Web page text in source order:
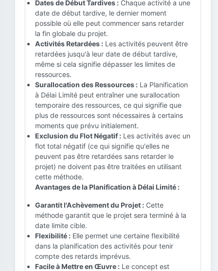
Dates de Début Tardives : Chaque activité a une
date de début tardive, le dernier moment
possible où elle peut commencer sans retarder
la fin globale du projet.
Activités Retardées : Les activités peuvent être
retardées jusqu'à leur date de début tardive,
même si cela signifie dépasser les limites de
ressources.
Surallocation des Ressources : La Planification
à Délai Limité peut entraîner une surallocation
temporaire des ressources, ce qui signifie que
plus de ressources sont nécessaires à certains
moments que prévu initialement.
Exclusion du Flot Négatif : Les activités avec un
flot total négatif (ce qui signifie qu'elles ne
peuvent pas être retardées sans retarder le
projet) ne doivent pas être traitées en utilisant
cette méthode.
Avantages de la Planification à Délai Limité :
Garantit l'Achèvement du Projet : Cette
méthode garantit que le projet sera terminé à la
date limite cible.
Flexibilité : Elle permet une certaine flexibilité
dans la planification des activités pour tenir
compte des retards imprévus.
Facile à Mettre en Œuvre : Le concept est